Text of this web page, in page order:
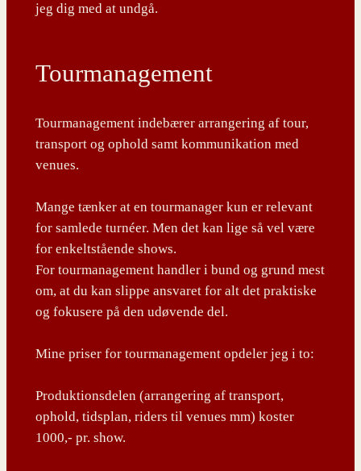
jeg dig med at undgå.
Tourmanagement
Tourmanagement indebærer arrangering af tour,
transport og ophold samt kommunikation med
venues.
Mange tænker at en tourmanager kun er relevant
for samlede turnéer. Men det kan lige så vel være
for enkeltstående shows.
For tourmanagement handler i bund og grund mest
om, at du kan slippe ansvaret for alt det praktiske
og fokusere på den udøvende del.
Mine priser for tourmanagement opdeler jeg i to:
Produktionsdelen (arrangering af transport,
ophold, tidsplan, riders til venues mm) koster
1000,- pr. show.